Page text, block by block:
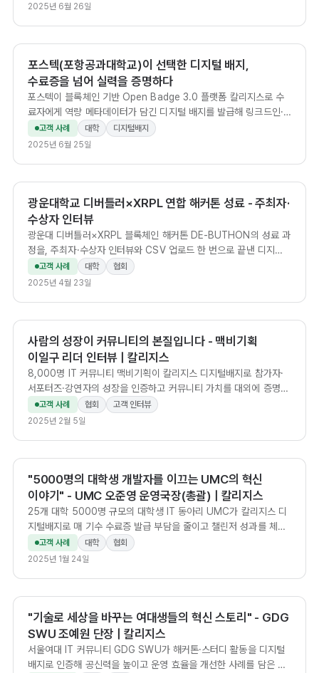
2025년 6월 26일
포스텍(포항공과대학교)이 선택한 디지털 배지,
수료증을 넘어 실력을 증명하다
포스텍이 블록체인 기반 Open Badge 3.0 플랫폼 칼리지스로 수
료자에게 역량 메타데이터가 담긴 디지털 배지를 발급해 링크드인·
포트폴리오 활용까지 연결한 사례입니다.
고객 사례 대학
디지털배지
2025년 6월 25일
광운대학교 디버틀러×XRPL 연합 해커톤 성료 - 주최자·
수상자 인터뷰
광운대 디버틀러×XRPL 블록체인 해커톤 DE-BUTHON의 성료 과
정을, 주최자·수상자 인터뷰와 CSV 업로드 한 번으로 끝낸 디지털
수료증·배지 발급 후기로 전합니다.
고객 사례 대학
협회
2025년 4월 23일
사람의 성장이 커뮤니티의 본질입니다 - 맥비기획
이일구 리더 인터뷰 | 칼리지스
8,000명 IT 커뮤니티 맥비기획이 칼리지스 디지털배지로 참가자·
서포터즈·강연자의 성장을 인증하고 커뮤니티 가치를 대외에 증명한
사례.
고객 사례 협회
고객 인터뷰
2025년 2월 5일
"5000명의 대학생 개발자를 이끄는 UMC의 혁신
이야기" - UMC 오준영 운영국장(총괄) | 칼리지스
25개 대학 5000명 규모의 대학생 IT 동아리 UMC가 칼리지스 디
지털배지로 매 기수 수료증 발급 부담을 줄이고 챌린저 성과를 체계
적으로 기록한 사례.
고객 사례 대학
협회
2025년 1월 24일
"기술로 세상을 바꾸는 여대생들의 혁신 스토리" - GDG
SWU 조예원 단장 | 칼리지스
서울여대 IT 커뮤니티 GDG SWU가 해커톤·스터디 활동을 디지털
배지로 인증해 공신력을 높이고 운영 효율을 개선한 사례를 담은 조